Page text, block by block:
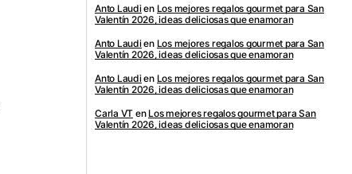
Anto Laudien Los mejores regalos gourmet para San
Valentín 2026, ideas deliciosas que enamoran
Anto Laudien Los mejores regalos gourmet para San
Valentín 2026, ideas deliciosas que enamoran
Anto Laudien Los mejores regalos gourmet para San
Valentín 2026, ideas deliciosas que enamoran
Carla VT en Los mejores regalos gourmet para San
Valentín 2026, ideas deliciosas que enamoran